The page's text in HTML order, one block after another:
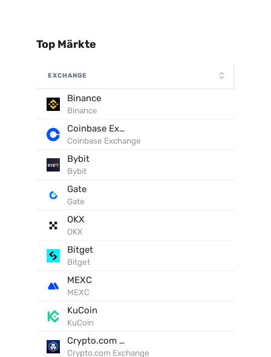
Top Märkte
EXCHANGE
Binance
Binance
Coinbase Exchange
Coinbase Exchange
Bybit
Bybit
Gate
Gate
OKX
OKX
Bitget
Bitget
MEXC
MEXC
KuCoin
KuCoin
Crypto.com Exchange
Crypto.com Exchange